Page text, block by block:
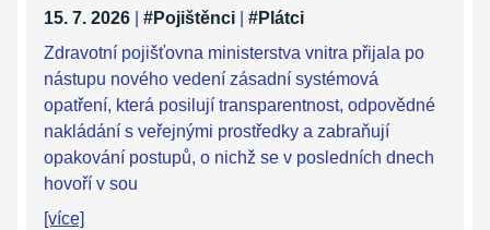
15. 7. 2026 #Pojištěnci
#Plátci
Zdravotní pojišťovna ministerstva vnitra přijala po
nástupu nového vedení zásadní systémová
opatření, která posilují transparentnost, odpovědné
nakládání s veřejnými prostředky a zabraňují
opakování postupů, o nichž se v posledních dnech
hovoří v sou
[více]